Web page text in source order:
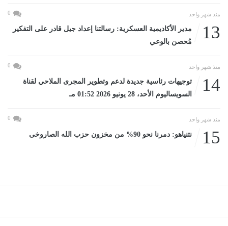
منذ شهر واحد 0
13
مدير الأكاديمية العسكرية: رسالتنا إعداد جيل قادر على التفكير
مُحصن بالوعي
منذ شهر واحد 0
14
توجيهات رئاسية جديدة لدعم وتطوير المجرى الملاحي لقناة
السويساليوم الأحد، 28 يونيو 2026 01:52 مـ
منذ شهر واحد 0
15 نتنياهو: دمرنا نحو 90% من مخزون حزب الله الصاروخى